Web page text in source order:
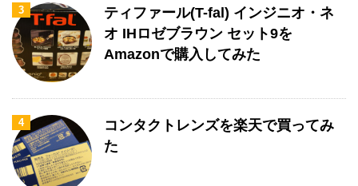
3
ティファール(T-fal) インジニオ・ネ
オ IHロゼブラウン セット9を
Amazonで購入してみた
4
コンタクトレンズを楽天で買ってみ
た